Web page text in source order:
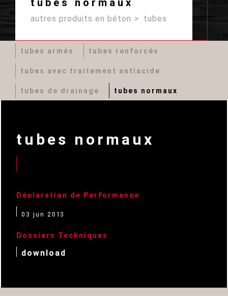
tubes normaux
autres produits en béton tubes
tubes armés tubes renforcés
tubes avec traitement antiacide
tubes de drainage tubes normaux
tubes normaux
Déclaration de Performance
03 jun 2013
Dossiers Techniques
download